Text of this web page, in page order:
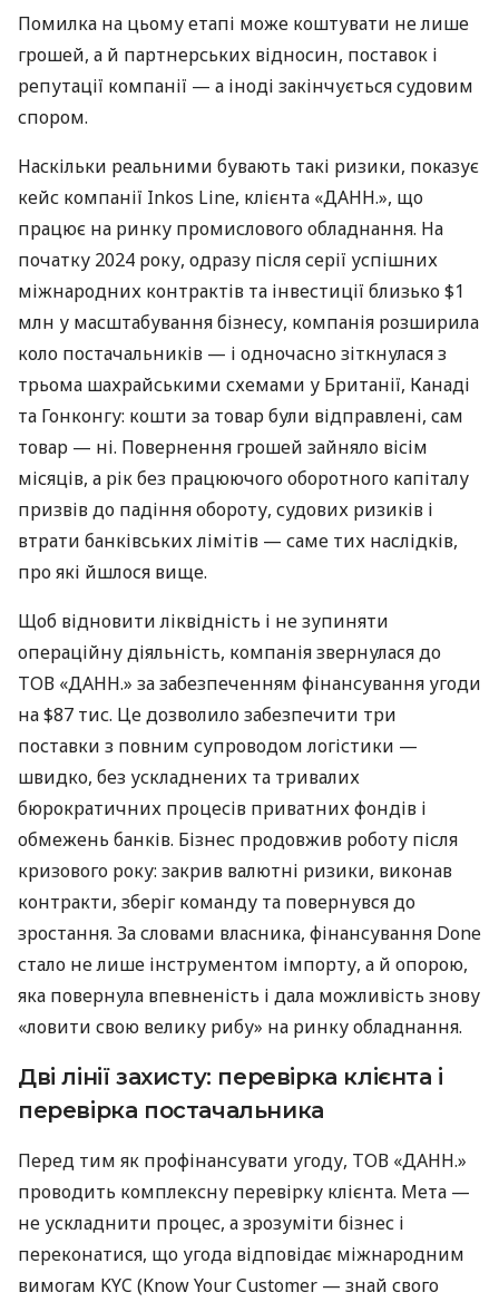
Помилка на цьому етапі може коштувати не лише
грошей, а й партнерських відносин, поставок і
репутації компанії — а іноді закінчується судовим
спором.
Наскільки реальними бувають такі ризики, показує
кейс компанії Inkos Line, клієнта «ДАНН.», що
працює на ринку промислового обладнання. На
початку 2024 року, одразу після серії успішних
міжнародних контрактів та інвестиції близько $1
млн у масштабування бізнесу, компанія розширила
коло постачальників — і одночасно зіткнулася з
трьома шахрайськими схемами у Британії, Канаді
та Гонконгу: кошти за товар були відправлені, сам
товар — ні. Повернення грошей зайняло вісім
місяців, а рік без працюючого оборотного капіталу
призвів до падіння обороту, судових ризиків і
втрати банківських лімітів — саме тих наслідків,
про які йшлося вище.
Щоб відновити ліквідність і не зупиняти
операційну діяльність, компанія звернулася до
ТОВ «ДАНН.» за забезпеченням фінансування угоди
на $87 тис. Це дозволило забезпечити три
поставки з повним супроводом логістики —
швидко, без ускладнених та тривалих
бюрократичних процесів приватних фондів і
обмежень банків. Бізнес продовжив роботу після
кризового року: закрив валютні ризики, виконав
контракти, зберіг команду та повернувся до
зростання. За словами власника, фінансування Done
стало не лише інструментом імпорту, а й опорою,
яка повернула впевненість і дала можливість знову
«ловити свою велику рибу» на ринку обладнання.
Дві лінії захисту: перевірка клієнта і
перевірка постачальника
Перед тим як профінансувати угоду, ТОВ «ДАНН.»
проводить комплексну перевірку клієнта. Мета —
не ускладнити процес, а зрозуміти бізнес і
переконатися, що угода відповідає міжнародним
вимогам KYC (Know Your Customer — знай свого